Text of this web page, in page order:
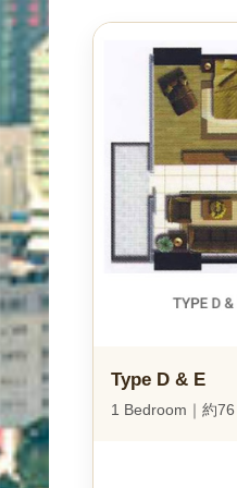
Type D & E
1 Bedroom｜約